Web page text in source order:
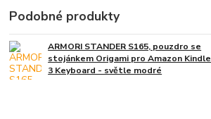
Podobné produkty
ARMORI STANDER S165, pouzdro se
stojánkem Origami pro Amazon Kindle
3 Keyboard - světle modré